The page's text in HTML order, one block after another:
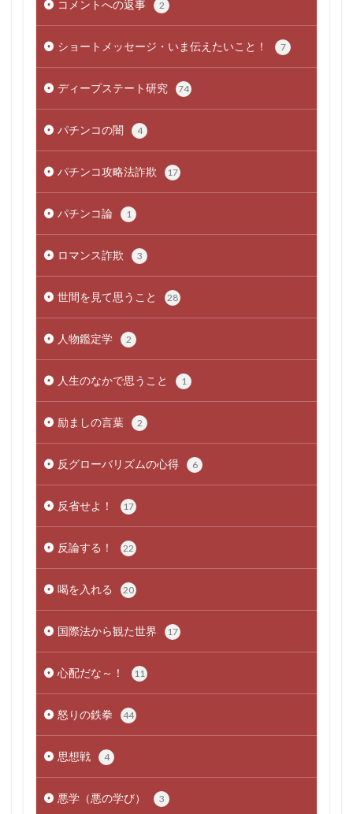
コメントへの返事 2
ショートメッセージ・いま伝えたいこと！ 7
ディープステート研究 74
パチンコの闇 4
パチンコ攻略法詐欺 17
パチンコ論 1
ロマンス詐欺 3
世間を見て思うこと 28
人物鑑定学 2
人生のなかで思うこと 1
励ましの言葉 2
反グローバリズムの心得 6
反省せよ！ 17
反論する！ 22
喝を入れる 20
国際法から観た世界 17
心配だな～！ 11
怒りの鉄拳 44
思想戦 4
悪学（悪の学び） 3